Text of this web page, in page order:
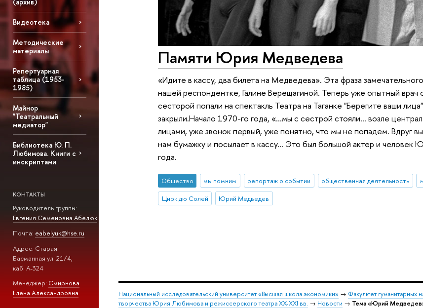
(архив)
Видеотека
Методические
материалы
Репертуарная
таблица (1953-
1985)
Майнор
"Театральный
медиатор"
Библиотека Ю. П.
Любимова. Книги с
инскриптами
КОНТАКТЫ
Руководитель группы:
Евгения Семеновна Абелюк
Почта: eabelyuk@hse.ru
Адрес: Старая
Басманная ул. 21/4,
каб. А-324
Менеджер: Смирнова
Елена Александровна
Памяти Юрия Медведева
«Идите в кассу, два билета на Медведева». Эта фраза
нашей респондентке, Галине Верещагиной. Теперь уже опытный врач
сесторой попали на спектакль Театра на Таганке "Берегите ваши
закрыли.Начало 1970-го года, «…мы с сестрой стояли… возле
лицами, уже звонок первый, уже понятно, что мы не попадем. Вдруг
нам бумажку и посылает в кассу… Это был большой актер и
года.
Общество мы помним репортаж о событии общественная деятельность
Цирк дю Солей
Юрий Медведев
Национальный исследовательский университет «Высшая школа экономики» → Факультет гуманитарных
творчества Юрия Любимова и режиссерского театра XX-XXI вв. → Новости → Тема «Юрий